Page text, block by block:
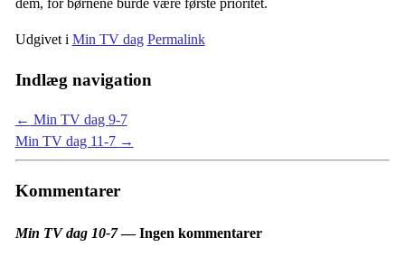
dem, for børnene burde være første prioritet.
Udgivet i Min TV dag Permalink
Indlæg navigation
← Min TV dag 9-7
Min TV dag 11-7 →
Kommentarer
Min TV dag 10-7— Ingen kommentarer